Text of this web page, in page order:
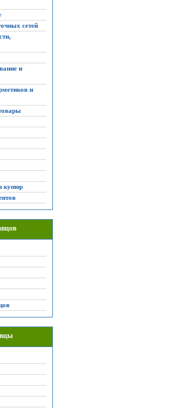
сетей
и
и
купюр